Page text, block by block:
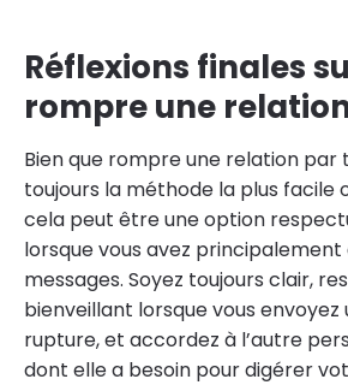
Réflexions finales
rompre une
Bien que rompre une relation par
toujours la méthode la plus facile
cela peut être une option
lorsque vous avez
messages. Soyez toujours clair,
bienveillant lorsque vous envoyez
rupture, et accordez à l’autre
dont elle a besoin pour digérer